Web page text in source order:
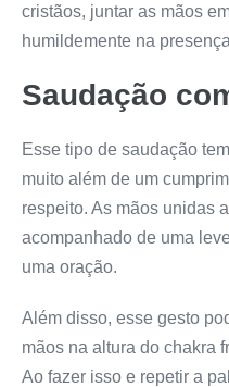
cristãos, juntar as mãos
humildemente na
Saudação
Esse tipo de saudação
muito além de um
respeito. As mãos unidas
acompanhado de uma
uma oração.
Além disso, esse gesto
mãos na altura do chakra
Ao fazer isso e repetir a